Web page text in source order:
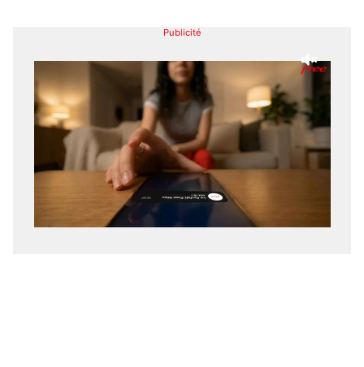
Publicité